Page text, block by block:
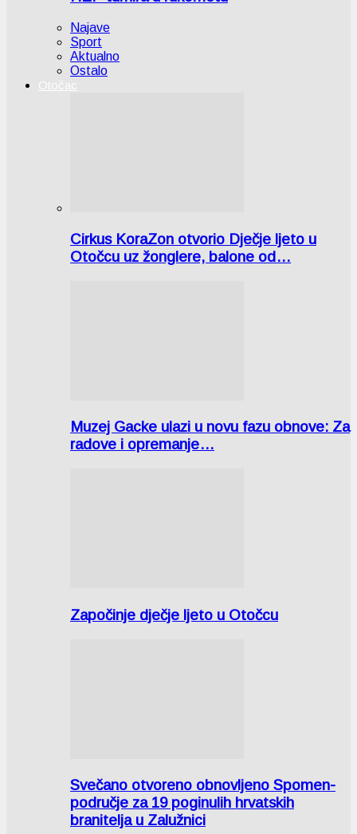
Najave
Sport
Aktualno
Ostalo
Otočac
Cirkus KoraZon otvorio Dječje ljeto u
Otočcu uz žonglere, balone od…
Muzej Gacke ulazi u novu fazu obnove: Za
radove i opremanje…
Započinje dječje ljeto u Otočcu
Svečano otvoreno obnovljeno Spomen-
područje za 19 poginulih hrvatskih
branitelja u Zalužnici